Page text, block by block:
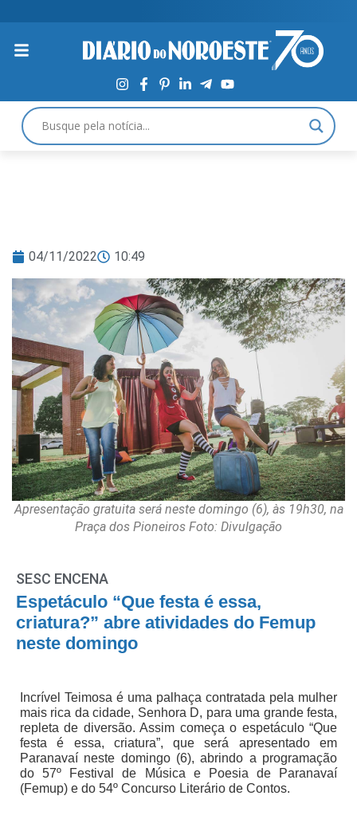
04/11/2022 10:49
Apresentação gratuita será neste domingo (6), às 19h30, na
Praça dos Pioneiros Foto: Divulgação
SESC ENCENA
Espetáculo “Que festa é essa,
criatura?” abre atividades do Femup
neste domingo
Incrível Teimosa é uma palhaça contratada pela mulher
mais rica da cidade, Senhora D, para uma grande festa,
repleta de diversão. Assim começa o espetáculo “Que
festa é essa, criatura”, que será apresentado em
Paranavaí neste domingo (6), abrindo a programação
do 57º Festival de Música e Poesia de Paranavaí
(Femup) e do 54º Concurso Literário de Contos.